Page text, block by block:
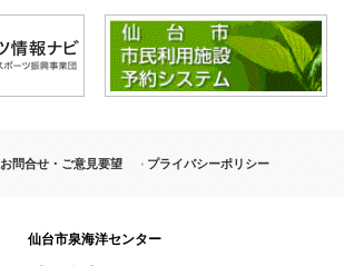
お問合せ・ご意見要望 プライバシーポリシー
仙台市泉海洋センター